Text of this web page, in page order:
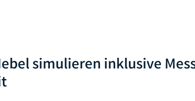
simulieren inklusive